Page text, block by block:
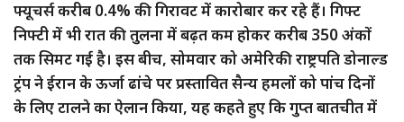
फ्यूचर्स करीब 0.4% की गिरावट में कारोबार कर रहे हैं। गिफ्ट
निफ्टी में भी रात की तुलना में बढ़त कम होकर करीब 350 अंकों
तक सिमट गई है। इस बीच, सोमवार को अमेरिकी राष्ट्रपति डोनाल्ड
ट्रंप ने ईरान के ऊर्जा ढांचे पर प्रस्तावित सैन्य हमलों को पांच दिनों
के लिए टालने का ऐलान किया, यह कहते हुए कि गुप्त बातचीत में